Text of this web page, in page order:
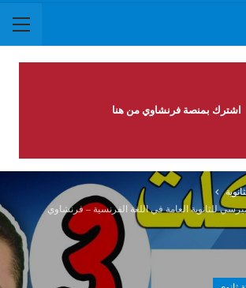
اشترك بمنصة فرنشاوي من هنا
ميرسي للثانوية العامة في اللغة الفرنسية – فرنشاوي